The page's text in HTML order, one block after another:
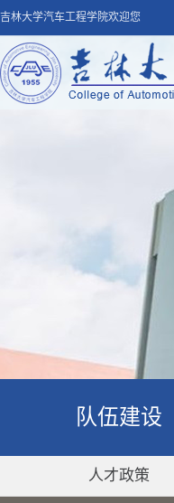
吉林大学汽车工程学院欢迎您
队伍建设
人才政策